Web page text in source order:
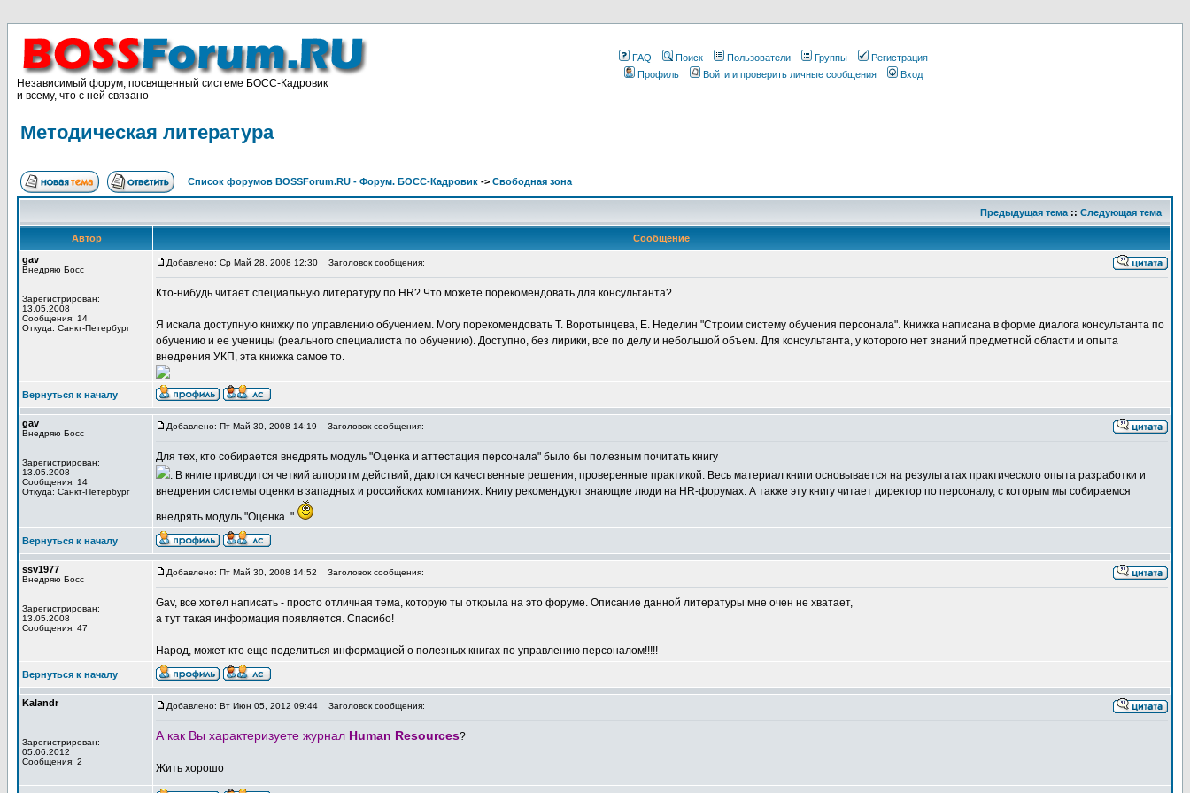
Независимый форум, посвященный системе БОСС-Кадровик
и всему, что с ней связано
FAQ Поиск Пользователи Группы
Регистрация
Профиль
Войти и проверить личные сообщения Вход
Методическая литература
Список форумов BOSSForum.RU - Форум. БОСС-Кадровик -> Свободная зона
Предыдущая тема :: Следующая тема
Автор
Сообщение
gav
Внедряю Босс
Зарегистрирован:
13.05.2008
Сообщения: 14
Откуда: Санкт-Петербург
Добавлено: Ср Май 28, 2008 12:30 Заголовок сообщения:
Кто-нибудь читает специальную литературу по HR? Что можете порекомендовать для консультанта?
Я искала доступную книжку по управлению обучением. Могу порекомендовать Т. Воротынцева, Е. Неделин "Строим систему обучения персонала". Книжка написана в форме диалога консультанта по
обучению и ее ученицы (реального специалиста по обучению). Доступно, без лирики, все по делу и небольшой объем. Для консультанта, у которого нет знаний предметной области и опыта
внедрения УКП, эта книжка самое то.
Вернуться к началу
gav
Внедряю Босс
Зарегистрирован:
13.05.2008
Сообщения: 14
Откуда: Санкт-Петербург
Добавлено: Пт Май 30, 2008 14:19 Заголовок сообщения:
Для тех, кто собирается внедрять модуль "Оценка и аттестация персонала" было бы полезным почитать книгу
. В книге приводится четкий алгоритм действий, даются качественные решения, проверенные практикой. Весь материал книги основывается на результатах практического опыта разработки и
внедрения системы оценки в западных и российских компаниях. Книгу рекомендуют знающие люди на HR-форумах. А также эту книгу читает директор по персоналу, с которым мы собираемся
внедрять модуль "Оценка.."
Вернуться к началу
ssv1977
Внедряю Босс
Зарегистрирован:
13.05.2008
Сообщения: 47
Добавлено: Пт Май 30, 2008 14:52 Заголовок сообщения:
Gav, все хотел написать - просто отличная тема, которую ты открыла на это форуме. Описание данной литературы мне очен не хватает,
а тут такая информация появляется. Спасибо!
Народ, может кто еще поделиться информацией о полезных книгах по управлению персоналом!!!!!
Вернуться к началу
Kalandr
Зарегистрирован:
05.06.2012
Сообщения: 2
Добавлено: Вт Июн 05, 2012 09:44 Заголовок сообщения:
А как Вы характеризуете журнал Human Resources?
Жить хорошо